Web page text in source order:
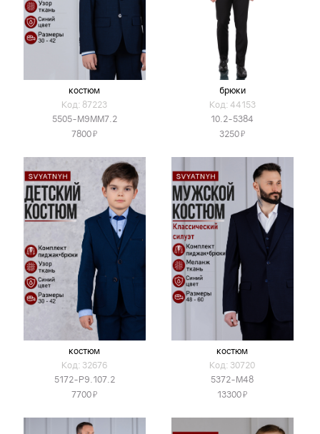
костюм
Код: 87223
5505-М9ММ7.2
7800Я
брюки
Код: 44153
10.2-5384
3250Я
костюм
Код: 32676
5172-Р9.107.2
7700Я
костюм
Код: 30720
5372-М48
13300Я